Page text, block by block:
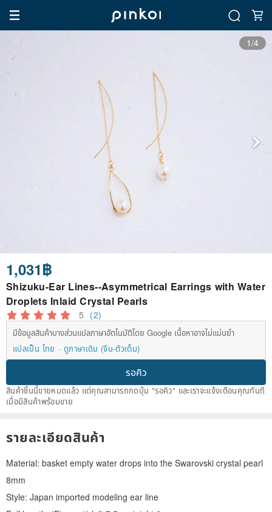
1/4
1,031฿
Shizuku-Ear Lines--Asymmetrical Earrings with Water
Droplets Inlaid Crystal Pearls
5 (2)
มีข้อมูลสินค้าบางส่วนแปลภาษาอัตโนมัติโดย Google เนื้อหาอาจไม่แม่นยำ
แปลเป็น ไทย
ดูภาษาเดิม (จีน-ตัวเต็ม)
รอคิว
สินค้าชิ้นนี้ขายหมดแล้ว แต่คุณสามารถกดปุ่ม "รอคิว" และเราจะแจ้งเตือนคุณทันที
เมื่อมีสินค้าพร้อมขาย
รายละเอียดสินค้า
Material: basket empty water drops into the Swarovski crystal pearl
8mm
Style: Japan imported modeling ear line